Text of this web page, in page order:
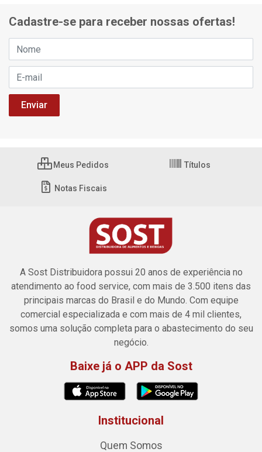
Cadastre-se para receber nossas ofertas!
Meus Pedidos Títulos
Notas Fiscais
A Sost Distribuidora possui 20 anos de experiência no
atendimento ao food service, com mais de 3.500 itens das
principais marcas do Brasil e do Mundo. Com equipe
comercial especializada e com mais de 4 mil clientes,
somos uma solução completa para o abastecimento do seu
negócio.
Baixe já o APP da Sost
Institucional
Quem Somos